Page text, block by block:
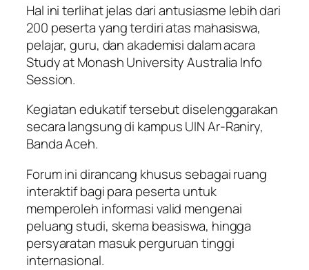
Hal ini terlihat jelas dari antusiasme lebih dari
200 peserta yang terdiri atas mahasiswa,
pelajar, guru, dan akademisi dalam acara
Study at Monash University Australia Info
Session.
Kegiatan edukatif tersebut diselenggarakan
secara langsung di kampus UIN Ar-Raniry,
Banda Aceh.
Forum ini dirancang khusus sebagai ruang
interaktif bagi para peserta untuk
memperoleh informasi valid mengenai
peluang studi, skema beasiswa, hingga
persyaratan masuk perguruan tinggi
internasional.